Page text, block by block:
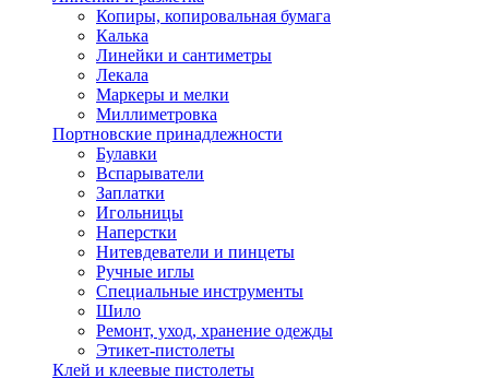
Копиры, копировальная бумага
Калька
Линейки и сантиметры
Лекала
Маркеры и мелки
Миллиметровка
Портновские принадлежности
Булавки
Вспарыватели
Заплатки
Игольницы
Наперстки
Нитевдеватели и пинцеты
Ручные иглы
Специальные инструменты
Шило
Ремонт, уход, хранение одежды
Этикет-пистолеты
Клей и клеевые пистолеты